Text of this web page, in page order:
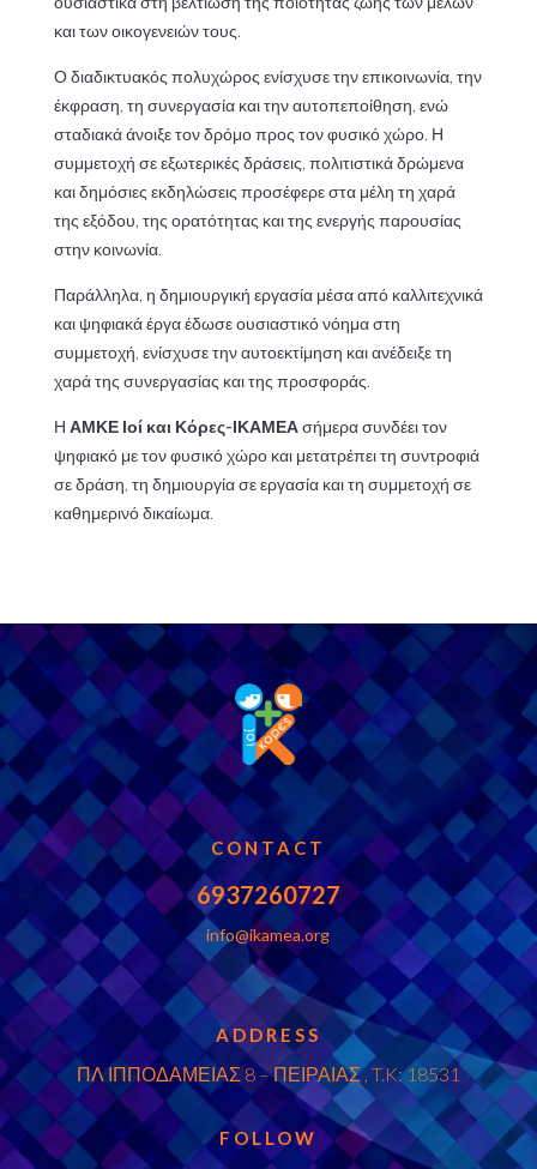
και των οικογενειών τους.
Ο διαδικτυακός πολυχώρος ενίσχυσε την επικοινωνία, την
έκφραση, τη συνεργασία και την αυτοπεποίθηση, ενώ
σταδιακά άνοιξε τον δρόμο προς τον φυσικό χώρο. Η
συμμετοχή σε εξωτερικές δράσεις, πολιτιστικά δρώμενα
και δημόσιες εκδηλώσεις προσέφερε στα μέλη τη χαρά
της εξόδου, της ορατότητας και της ενεργής παρουσίας
στην κοινωνία.
Παράλληλα, η δημιουργική εργασία μέσα από καλλιτεχνικά
και ψηφιακά έργα έδωσε ουσιαστικό νόημα στη
συμμετοχή, ενίσχυσε την αυτοεκτίμηση και ανέδειξε τη
χαρά της συνεργασίας και της προσφοράς.
Η ΑΜΚΕ Ιοί και Κόρες-ΙΚΑΜΕΑσήμερα συνδέει τον
ψηφιακό με τον φυσικό χώρο και μετατρέπει τη συντροφιά
σε δράση, τη δημιουργία σε εργασία και τη συμμετοχή σε
καθημερινό δικαίωμα.
CONTACT
6937260727
info@ikamea.org
ADDRESS
ΠΛ ΙΠΠΟΔΑΜΕΙΑΣ 8 – ΠΕΙΡΑΙΑΣ , T.K: 18531
FOLLOW